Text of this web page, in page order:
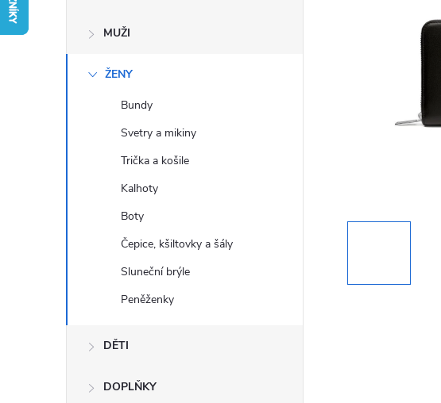
s
p
MUŽI
ŽENY
Bundy
Svetry a mikiny
Trička a košile
Kalhoty
Boty
Čepice, kšiltovky a šály
Sluneční brýle
Peněženky
DĚTI
DOPLŇKY